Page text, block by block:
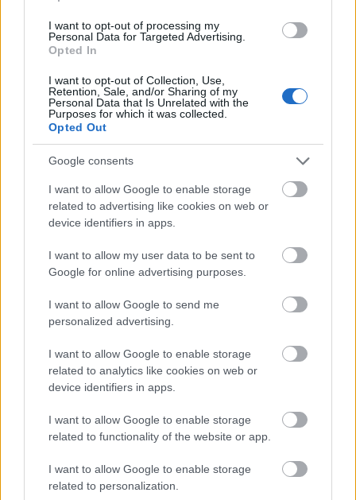
I want to opt-out of processing my
Personal Data for Targeted Advertising.
Opted In
I want to opt-out of Collection, Use,
Retention, Sale, and/or Sharing of my
Personal Data that Is Unrelated with the
Purposes for which it was collected.
Opted Out
Google consents
I want to allow Google to enable storage
related to advertising like cookies on web or
device identifiers in apps.
I want to allow my user data to be sent to
Google for online advertising purposes.
I want to allow Google to send me
personalized advertising.
I want to allow Google to enable storage
related to analytics like cookies on web or
device identifiers in apps.
I want to allow Google to enable storage
related to functionality of the website or app.
I want to allow Google to enable storage
related to personalization.
napig megállja a helyét. Ami kicsit bánt, hogy
később újraszinkronizálták az egész sorozatot, én is
csak Mátyás királynak maradtam meg, a női
hangokat meg teljesen lecserélték, pedig szerintem
mindez eredeti formájában volt kerek egész.
- Nehezen indult a pályája - hatodszorra vették fel a